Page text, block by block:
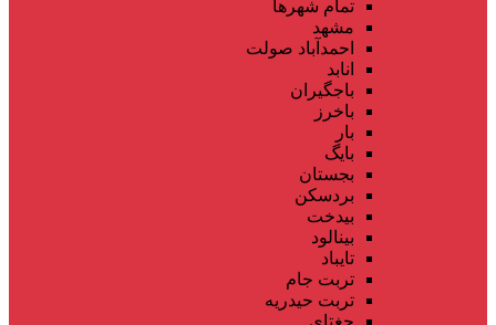
تمام شهر‌ها
مشهد
احمدآباد صولت
انابد
باجگیران
باخرز
بار
بایگ
بجستان
بردسکن
بیدخت
بینالود
تایباد
تربت جام
تربت حیدریه
جغتای